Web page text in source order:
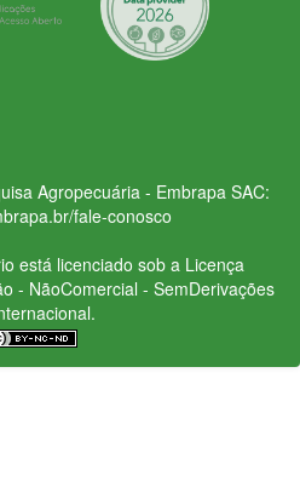
Agropecuária - Embrapa SAC:
fale-conosco
está licenciado sob a Licença
- NãoComercial - SemDerivações